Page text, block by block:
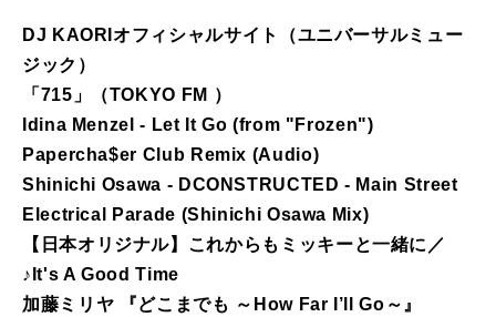
DJ KAORIオフィシャルサイト（ユニバーサルミュー
ジック）
「715」（TOKYO FM ）
Idina Menzel - Let It Go (from "Frozen")
Papercha$er Club Remix (Audio)
Shinichi Osawa - DCONSTRUCTED - Main Street
Electrical Parade (Shinichi Osawa Mix)
【日本オリジナル】これからもミッキーと一緒に／
♪It's A Good Time
加藤ミリヤ 『どこまでも ～How Far I’ll Go～』